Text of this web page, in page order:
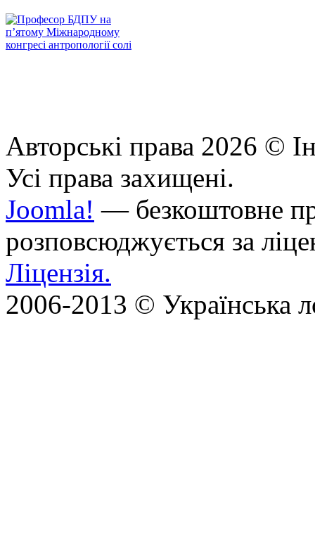
Авторські права 2026 ©
Усі права захищені.
Joomla! — безкоштовне
розповсюджується за
Ліцензія.
2006-2013 © Українська